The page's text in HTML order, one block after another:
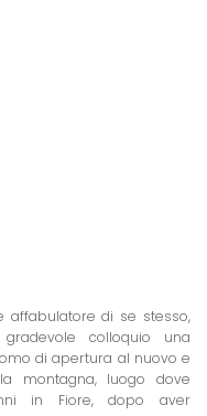
affabulatore di se stesso,
colloquio una
di apertura al nuovo e
montagna, luogo dove
in Fiore, dopo aver